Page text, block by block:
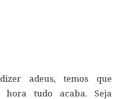
adeus, temos que
hora tudo acaba. Seja